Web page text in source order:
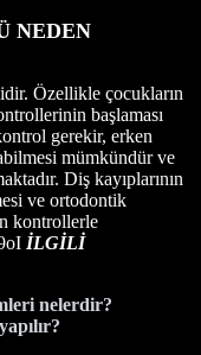
NEDEN
Özellikle çocukların
başlaması
gerekir, erken
mümkündür ve
Diş kayıplarının
ve ortodontik
kontrollerle
İLGİLİ
nelerdir?